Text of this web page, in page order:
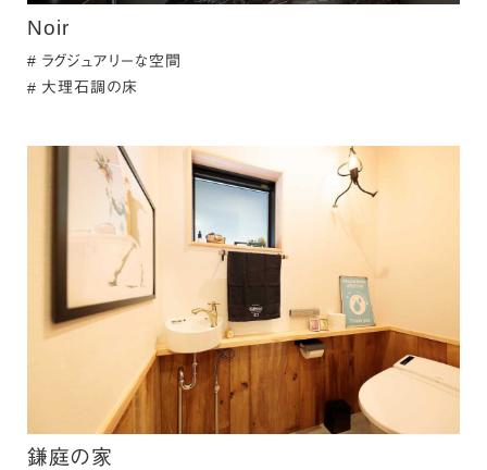
Noir
ラグジュアリーな空間
大理石調の床
鎌庭の家